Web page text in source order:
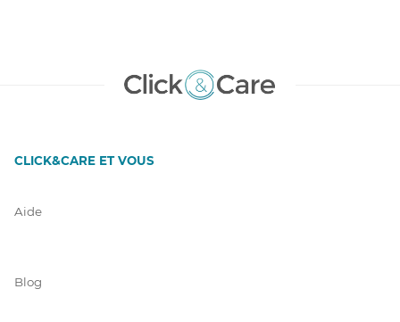
CLICK&CARE ET VOUS
Aide
Blog